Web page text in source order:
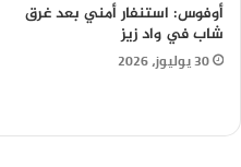
أوفوس: استنفار أمني بعد غرق
شاب في واد زيز
30 يوليوز، 2026